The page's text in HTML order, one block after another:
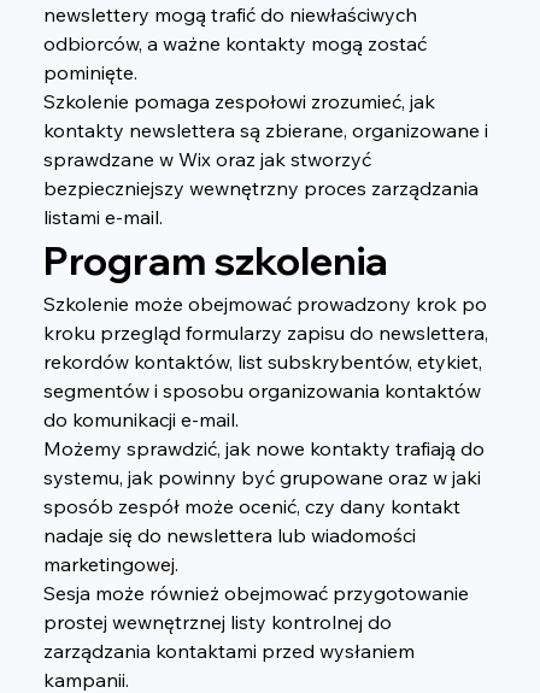
newslettery mogą trafić do niewłaściwych
odbiorców, a ważne kontakty mogą zostać
pominięte.
Szkolenie pomaga zespołowi zrozumieć, jak
kontakty newslettera są zbierane, organizowane i
sprawdzane w Wix oraz jak stworzyć
bezpieczniejszy wewnętrzny proces zarządzania
listami e-mail.
Program szkolenia
Szkolenie może obejmować prowadzony krok po
kroku przegląd formularzy zapisu do newslettera,
rekordów kontaktów, list subskrybentów, etykiet,
segmentów i sposobu organizowania kontaktów
do komunikacji e-mail.
Możemy sprawdzić, jak nowe kontakty trafiają do
systemu, jak powinny być grupowane oraz w jaki
sposób zespół może ocenić, czy dany kontakt
nadaje się do newslettera lub wiadomości
marketingowej.
Sesja może również obejmować przygotowanie
prostej wewnętrznej listy kontrolnej do
zarządzania kontaktami przed wysłaniem
kampanii.